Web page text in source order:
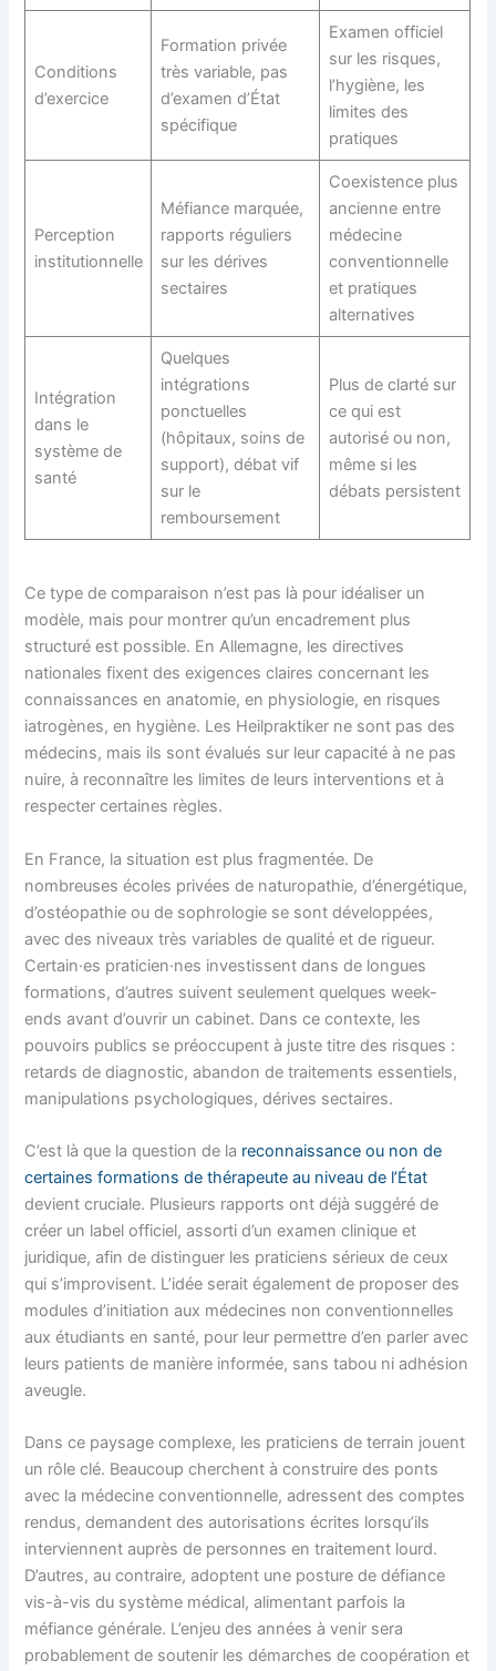
Conditions
d’exercice
Formation privée
très variable, pas
d’examen d’État
spécifique
Examen officiel
sur les risques,
l’hygiène, les
limites des
pratiques
Perception
institutionnelle
Méfiance marquée,
rapports réguliers
sur les dérives
sectaires
Coexistence plus
ancienne entre
médecine
conventionnelle
et pratiques
alternatives
Intégration
dans le
système de
santé
Quelques
intégrations
ponctuelles
(hôpitaux, soins de
support), débat vif
sur le
remboursement
Plus de clarté sur
ce qui est
autorisé ou non,
même si les
débats persistent
Ce type de comparaison n’est pas là pour idéaliser un
modèle, mais pour montrer qu’un encadrement plus
structuré est possible. En Allemagne, les directives
nationales fixent des exigences claires concernant les
connaissances en anatomie, en physiologie, en risques
iatrogènes, en hygiène. Les Heilpraktiker ne sont pas des
médecins, mais ils sont évalués sur leur capacité à ne pas
nuire, à reconnaître les limites de leurs interventions et à
respecter certaines règles.
En France, la situation est plus fragmentée. De
nombreuses écoles privées de naturopathie, d’énergétique,
d’ostéopathie ou de sophrologie se sont développées,
avec des niveaux très variables de qualité et de rigueur.
Certain·es praticien·nes investissent dans de longues
formations, d’autres suivent seulement quelques week-
ends avant d’ouvrir un cabinet. Dans ce contexte, les
pouvoirs publics se préoccupent à juste titre des risques :
retards de diagnostic, abandon de traitements essentiels,
manipulations psychologiques, dérives sectaires.
C’est là que la question de la reconnaissance ou non de
certaines formations de thérapeute au niveau de l’État
devient cruciale. Plusieurs rapports ont déjà suggéré de
créer un label officiel, assorti d’un examen clinique et
juridique, afin de distinguer les praticiens sérieux de ceux
qui s’improvisent. L’idée serait également de proposer des
modules d’initiation aux médecines non conventionnelles
aux étudiants en santé, pour leur permettre d’en parler avec
leurs patients de manière informée, sans tabou ni adhésion
aveugle.
Dans ce paysage complexe, les praticiens de terrain jouent
un rôle clé. Beaucoup cherchent à construire des ponts
avec la médecine conventionnelle, adressent des comptes
rendus, demandent des autorisations écrites lorsqu’ils
interviennent auprès de personnes en traitement lourd.
D’autres, au contraire, adoptent une posture de défiance
vis-à-vis du système médical, alimentant parfois la
méfiance générale. L’enjeu des années à venir sera
probablement de soutenir les démarches de coopération et